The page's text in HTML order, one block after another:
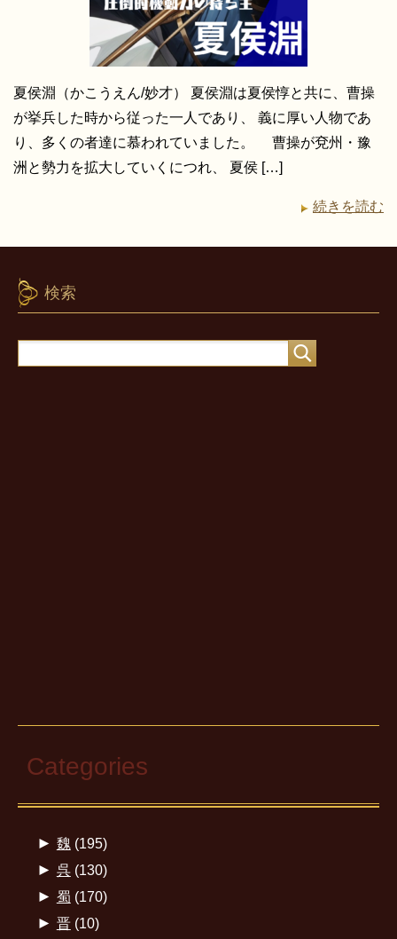
夏侯淵（かこうえん/妙才） 夏侯淵は夏侯惇と共に、曹操
が挙兵した時から従った一人であり、 義に厚い人物であ
り、多くの者達に慕われていました。 曹操が兗州・豫
洲と勢力を拡大していくにつれ、 夏侯 […]
続きを読む
検索
Categories
► 魏 (195)
► 呉(130)
► 蜀 (170)
► 晋(10)